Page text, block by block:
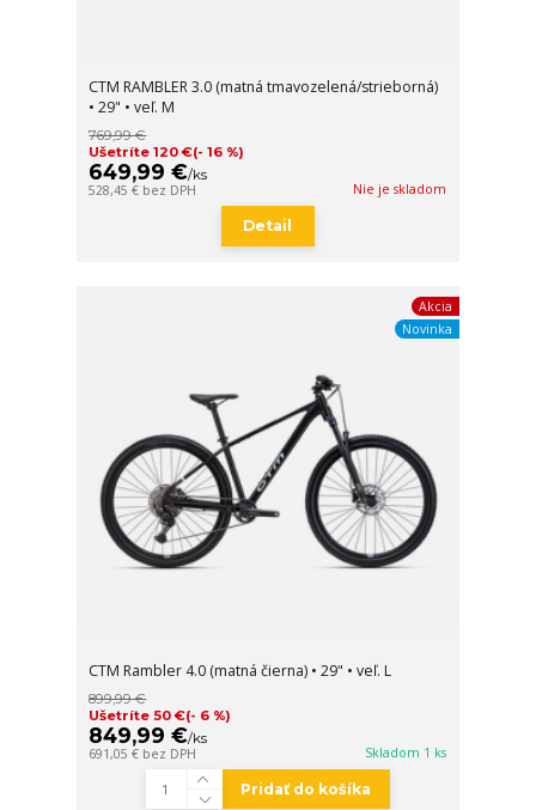
CTM RAMBLER 3.0 (matná tmavozelená/strieborná)
• 29" • veľ. M
769,99 €
Ušetríte 120 €(- 16 %)
649,99 €/ks
528,45 € bez DPH Nie je skladom
Detail
Akcia
Novinka
CTM Rambler 4.0 (matná čierna) • 29" • veľ. L
899,99 €
Ušetríte 50 €(- 6 %)
849,99 €/ks
691,05 € bez DPH Skladom 1 ks
Pridať do košíka